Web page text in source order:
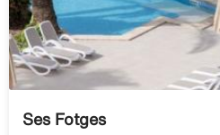
Ses Fotges